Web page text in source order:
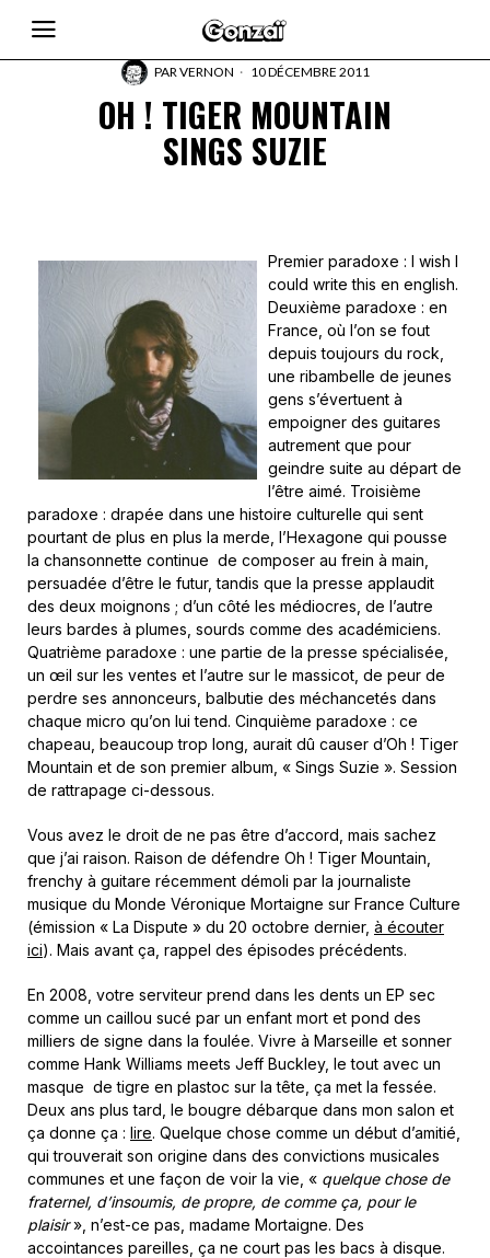
PARVERNON 10 DÉCEMBRE 2011
OH ! TIGER MOUNTAIN
SINGS SUZIE
Premier paradoxe : I wish I
could write this en english.
Deuxième paradoxe : en
France, où l’on se fout
depuis toujours du rock,
une ribambelle de jeunes
gens s’évertuent à
empoigner des guitares
autrement que pour
geindre suite au départ de
l’être aimé. Troisième
paradoxe : drapée dans une histoire culturelle qui sent
pourtant de plus en plus la merde, l’Hexagone qui pousse
la chansonnette continue de composer au frein à main,
persuadée d’être le futur, tandis que la presse applaudit
des deux moignons ; d’un côté les médiocres, de l’autre
leurs bardes à plumes, sourds comme des académiciens.
Quatrième paradoxe : une partie de la presse spécialisée,
un œil sur les ventes et l’autre sur le massicot, de peur de
perdre ses annonceurs, balbutie des méchancetés dans
chaque micro qu’on lui tend. Cinquième paradoxe : ce
chapeau, beaucoup trop long, aurait dû causer d’Oh ! Tiger
Mountain et de son premier album, « Sings Suzie ». Session
de rattrapage ci-dessous.
Vous avez le droit de ne pas être d’accord, mais sachez
que j’ai raison. Raison de défendre Oh ! Tiger Mountain,
frenchy à guitare récemment démoli par la journaliste
musique du Monde Véronique Mortaigne sur France Culture
(émission « La Dispute » du 20 octobre dernier, à écouter
ici). Mais avant ça, rappel des épisodes précédents.
En 2008, votre serviteur prend dans les dents un EP sec
comme un caillou sucé par un enfant mort et pond des
milliers de signe dans la foulée. Vivre à Marseille et sonner
comme Hank Williams meets Jeff Buckley, le tout avec un
masque de tigre en plastoc sur la tête, ça met la fessée.
Deux ans plus tard, le bougre débarque dans mon salon et
ça donne ça : lire. Quelque chose comme un début d’amitié,
qui trouverait son origine dans des convictions musicales
communes et une façon de voir la vie, « quelque chose de
fraternel, d’insoumis, de propre, de comme ça, pour le
plaisir», n’est-ce pas, madame Mortaigne. Des
accointances pareilles, ça ne court pas les bacs à disque.